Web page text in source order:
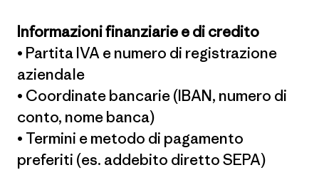
Informazioni finanziarie e di credito
• Partita IVA e numero di registrazione
aziendale
• Coordinate bancarie (IBAN, numero di
conto, nome banca)
• Termini e metodo di pagamento
preferiti (es. addebito diretto SEPA)